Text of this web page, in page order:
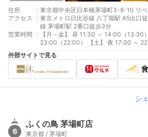
住所 : 東京都中央区日本橋茅場町3-8-10 リ
アクセス
: 東京メトロ日比谷線 八丁堀駅 A5出口
線 茅場町駅 2番口徒歩3分
営業時間
:
【月～金】 昼 11:30 ～ 14:00（13:30
23:00（22:00） 【土】 夜 17:30 ～
外部サイトで見る
シ
6
ふくの鳥 茅場町店
東京都 / 茅場町